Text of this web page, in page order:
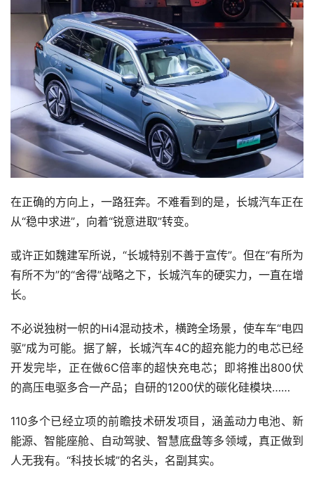
在正确的方向上，一路狂奔。不难看到的是，长城汽车正在
从“稳中求进”，向着“锐意进取”转变。
或许正如魏建军所说，“长城特别不善于宣传”。但在“有所为
有所不为”的“舍得”战略之下，长城汽车的硬实力，一直在增
长。
不必说独树一帜的Hi4混动技术，横跨全场景，使车车“电四
驱”成为可能。据了解，长城汽车4C的超充能力的电芯已经
开发完毕，正在做6C倍率的超快充电芯；即将推出800伏
的高压电驱多合一产品；自研的1200伏的碳化硅模块……
110多个已经立项的前瞻技术研发项目，涵盖动力电池、新
能源、智能座舱、自动驾驶、智慧底盘等多领域，真正做到
人无我有。“科技长城”的名头，名副其实。